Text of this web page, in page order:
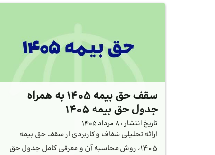
سقف حق بیمه 1405 به همراه
جدول حق بیمه 1405
تاریخ انتشار : 8 مرداد 1405
ارائه تحلیلی شفاف و کاربردی از سقف حق بیمه
۱۴۰۵، روش محاسبه آن و معرفی کامل جدول حق